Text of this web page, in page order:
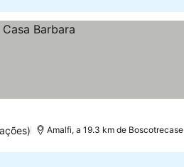
Amalfi, a 19.3 km de Boscotrecase